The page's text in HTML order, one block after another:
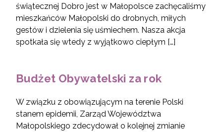
świątecznej Dobro jest w Małopolsce zachęcaliśmy
mieszkańców Małopolski do drobnych, miłych
gestów i dzielenia się uśmiechem. Nasza akcja
spotkała się wtedy z wyjątkowo ciepłym […]
Budżet Obywatelski za rok
W związku z obowiązującym na terenie Polski
stanem epidemii, Zarząd Województwa
Małopolskiego zdecydował o kolejnej zmianie